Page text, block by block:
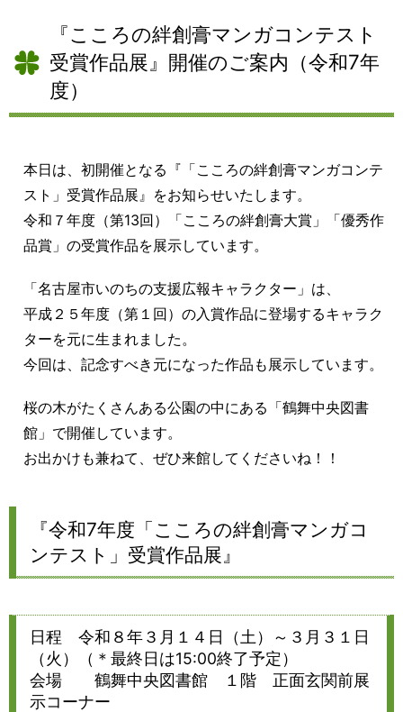
『こころの絆創膏マンガコンテスト
受賞作品展』開催のご案内（令和7年
度）
本日は、初開催となる『「こころの絆創膏マンガコンテ
スト」受賞作品展』をお知らせいたします。
令和７年度（第13回）「こころの絆創膏大賞」「優秀作
品賞」の受賞作品を展示しています。
「名古屋市いのちの支援広報キャラクター」は、
平成２５年度（第１回）の入賞作品に登場するキャラク
ターを元に生まれました。
今回は、記念すべき元になった作品も展示しています。
桜の木がたくさんある公園の中にある「鶴舞中央図書
館」で開催しています。
お出かけも兼ねて、ぜひ来館してくださいね！！
『令和7年度「こころの絆創膏マンガコ
ンテスト」受賞作品展』
日程 令和８年３月１４日（土）～３月３１日
（火）（＊最終日は15:00終了予定）
会場 鶴舞中央図書館 １階 正面玄関前展
示コーナー